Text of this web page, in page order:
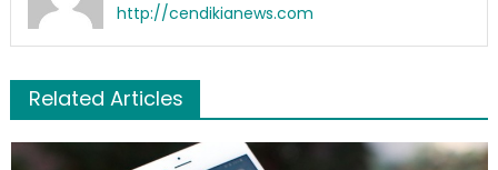
http://cendikianews.com
Related Articles